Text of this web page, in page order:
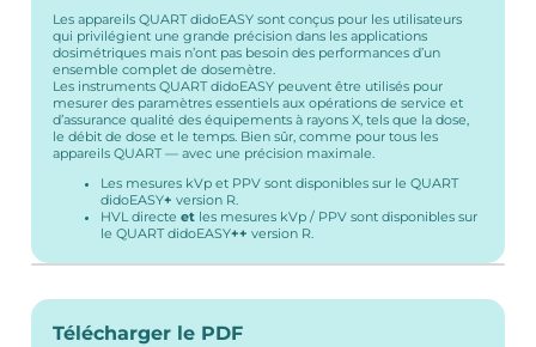
Les appareils QUART didoEASY sont conçus pour les utilisateurs
qui privilégient une grande précision dans les applications
dosimétriques mais n’ont pas besoin des performances d’un
ensemble complet de dosemètre.
Les instruments QUART didoEASY peuvent être utilisés pour
mesurer des paramètres essentiels aux opérations de service et
d’assurance qualité des équipements à rayons X, tels que la dose,
le débit de dose et le temps. Bien sûr, comme pour tous les
appareils QUART — avec une précision maximale.
Les mesures kVp et PPV sont disponibles sur le QUART
didoEASY+ version R.
HVL directe etles mesures kVp / PPV sont disponibles sur
le QUART didoEASY++ version R.
Télécharger le PDF